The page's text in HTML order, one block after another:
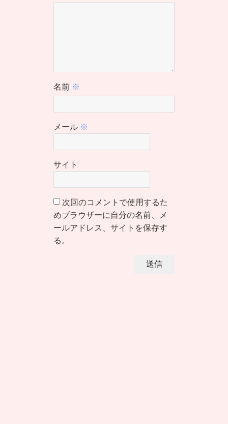
名前 ※
メール ※
サイト
次回のコメントで使用するた
めブラウザーに自分の名前、メ
ールアドレス、サイトを保存す
る。